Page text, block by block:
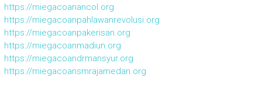
https://miegacoanancol.org
https://miegacoanpahlawanrevolusi.org
https://miegacoanpakerisan.org
https://miegacoanmadiun.org
https://miegacoandrmansyur.org
https://miegacoansmrajamedan.org